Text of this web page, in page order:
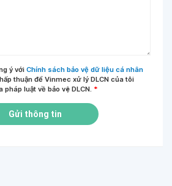
ý với Chính sách bảo vệ dữ liệu cá nhân
thuận để Vinmec xử lý DLCN của tôi
pháp luật về bảo vệ DLCN. *
Gửi thông tin